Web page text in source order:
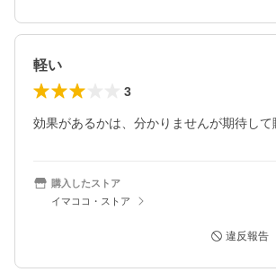
軽い
3
購入したストア
イマココ・ストア
違反報告